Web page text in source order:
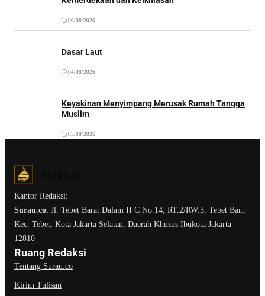
06/08/2026
Dasar Laut
04/08/2026
Keyakinan Menyimpang Merusak Rumah Tangga
Muslim
03/08/2026
Kantor Redaksi:
Surau.co. Jl. Tebet Barat Dalam II C No.14, RT.2/RW.3, Tebet Bar.,
Kec. Tebet, Kota Jakarta Selatan, Daerah Khusus Ibukota Jakarta
12810
Ruang Redaksi
Tentang Surau.co
Kirim Tulisan